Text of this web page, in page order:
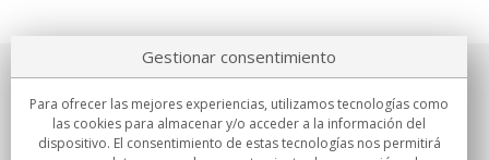
Sobre nosotros
Compromisos
Gestionar consentimiento
Para ofrecer las mejores experiencias, utilizamos tecnologías como
las cookies para almacenar y/o acceder a la información del
dispositivo. El consentimiento de estas tecnologías nos permitirá